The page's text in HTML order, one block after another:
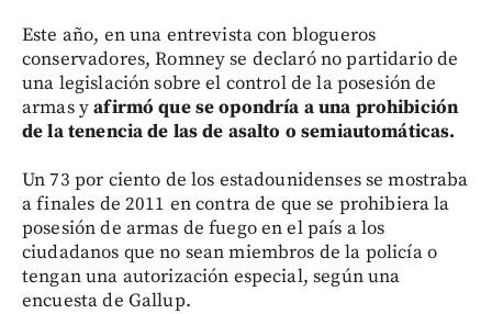
Este año, en una entrevista con blogueros
conservadores, Romney se declaró no partidario de
una legislación sobre el control de la posesión de
armas yafirmó que se opondría a una prohibición
de la tenencia de las de asalto o semiautomáticas.
Un 73 por ciento de los estadounidenses se mostraba
a finales de 2011 en contra de que se prohibiera la
posesión de armas de fuego en el país a los
ciudadanos que no sean miembros de la policía o
tengan una autorización especial, según una
encuesta de Gallup.